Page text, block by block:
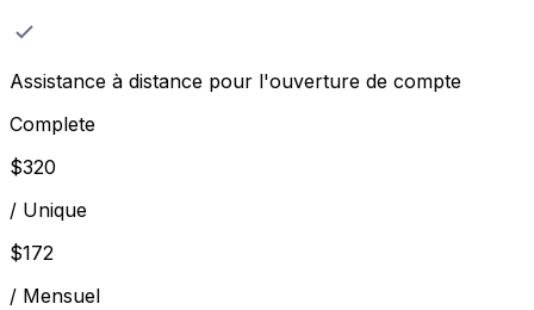
Assistance à distance pour l'ouverture de compte
Complete
$320
/ Unique
$172
/ Mensuel